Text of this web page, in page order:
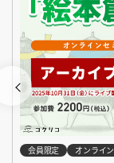
会員限定 オンライン